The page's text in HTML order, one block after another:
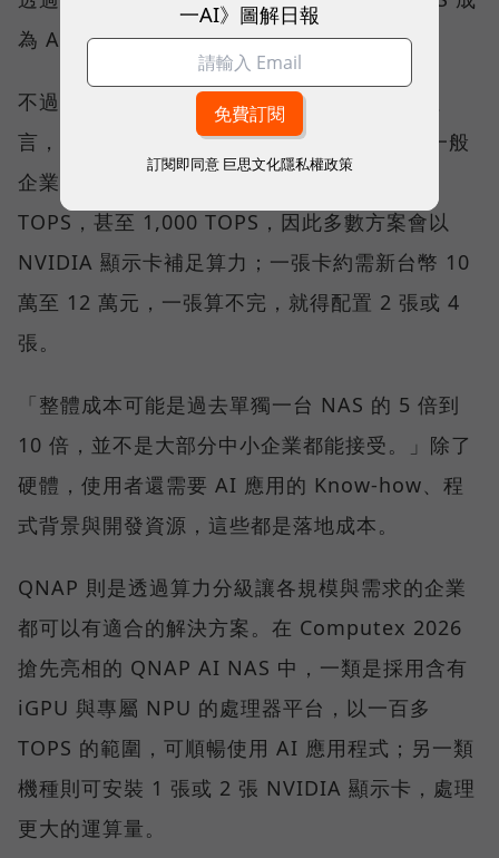
為 AI Agent 可調用的資料節點。
不過，劉文義沒有把這條路說得太容易。他坦
言，目前 NAS 硬體的 AI 運算能力仍有限。一般
企業期待的應用，可能需要約 300 到 800
TOPS，甚至 1,000 TOPS，因此多數方案會以
NVIDIA 顯示卡補足算力；一張卡約需新台幣 10
萬至 12 萬元，一張算不完，就得配置 2 張或 4
張。
「整體成本可能是過去單獨一台 NAS 的 5 倍到
10 倍，並不是大部分中小企業都能接受。」除了
硬體，使用者還需要 AI 應用的 Know-how、程
式背景與開發資源，這些都是落地成本。
QNAP 則是透過算力分級讓各規模與需求的企業
都可以有適合的解決方案。在 Computex 2026
搶先亮相的 QNAP AI NAS 中，一類是採用含有
iGPU 與專屬 NPU 的處理器平台，以一百多
TOPS 的範圍，可順暢使用 AI 應用程式；另一類
機種則可安裝 1 張或 2 張 NVIDIA 顯示卡，處理
更大的運算量。
一AI》圖解日報
訂閱即同意 巨思文化隱私權政策